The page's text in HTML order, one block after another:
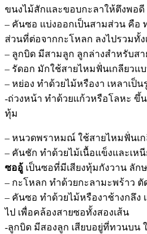
ขนงไม้สักและขอบกะลาให้ตึงพอดี
– คันซอ แบ่งออกเป็นสามส่วน คือ
ส่วนที่ต่อจากกะโหลก ลงไปรวมทั้
– ลูกบิด มีสามลูก ลูกล่างสำหรับส
– รัดอก มักใช้สายไหมฟั่นเกลียวแ
– หย่อง ทำด้วยไม้หรืองา เหลาเ
-ถ่วงหน้า ทำด้วยแก้วหรือโลหะ ขึ้
ทุ้ม
– หนวดพราหมณ์ ใช้สายไหมฟั่นเก
– คันชัก ทำด้วยไม้เนื้อแข็งและเห
ซออู้ เป็นซอที่มีเสียงทุ้มกังวาน ลั
– กะโหลก ทำด้วยกะลามะพร้าว
– คันซอ ทำด้วยไม้หรืองาช้างกลึ
ไป เพื่อคล้องสายซอทั้งสองเส้น
-ลูกบิด มีสองลูก เสียบอยู่ที่ทวนบน